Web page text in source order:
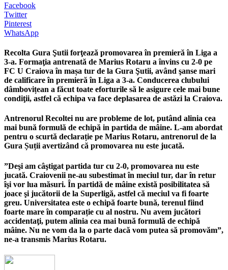
Facebook
Twitter
Pinterest
WhatsApp
Recolta Gura Şutii forţează promovarea în premieră în Liga a
3-a. Formaţia antrenată de Marius Rotaru a învins cu 2-0 pe
FC U Craiova în mașa tur de la Gura Şutii, având şanse mari
de calificare în premieră în Liga a 3-a. Conducerea clubului
dâmbovițean a făcut toate eforturile să le asigure cele mai bune
condiţii, astfel că echipa va face deplasarea de astăzi la Craiova.
Antrenorul Recoltei nu are probleme de lot, putând alinia cea
mai bună formulă de echipă in partida de mâine. L-am abordat
pentru o scurtă declarație pe Marius Rotaru, antrenorul de la
Gura Șuții avertizând că promovarea nu este jucată.
”Deşi am câştigat partida tur cu 2-0, promovarea nu este
jucată. Craiovenii ne-au subestimat în meciul tur, dar în retur
îşi vor lua măsuri. În partidă de mâine există posibilitatea să
joace şi jucătorii de la Superligă, astfel că meciul va fi foarte
greu. Universitatea este o echipă foarte bună, terenul fiind
foarte mare în comparație cu al nostru. Nu avem jucători
accidentaţi, putem alinia cea mai bună formulă de echipă
mâine. Nu ne vom da la o parte dacă vom putea să promovăm”,
ne-a transmis Marius Rotaru.